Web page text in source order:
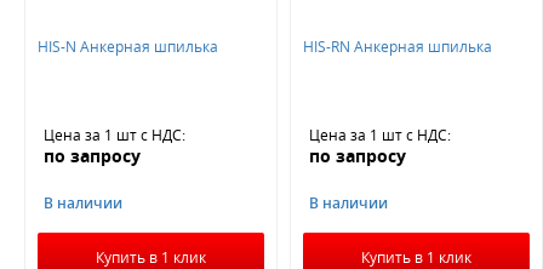
HIS-N Анкерная шпилька
Цена за 1 штс НДС:
по запросу
В наличии
Купить в 1 клик
HIS-RN Анкерная шпилька
Цена за 1 штс НДС:
по запросу
В наличии
Купить в 1 клик